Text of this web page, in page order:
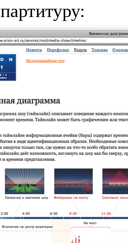
партитуру: